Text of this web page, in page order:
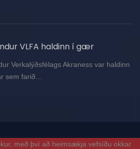
VLFA haldinn í gær
Verkalýðsfélags Akraness var haldinn
sem farið…
með því að heimsækja vefsíðu okkar